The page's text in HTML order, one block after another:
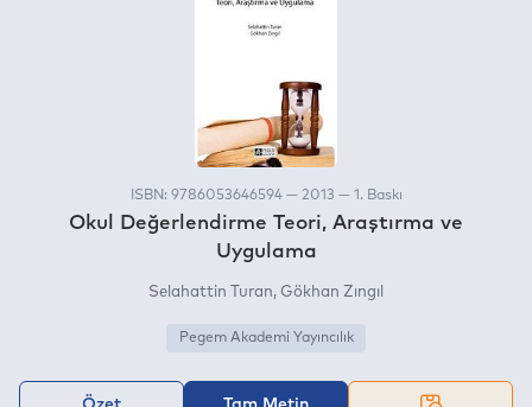
ISBN: 9786053646594 — 2013 — 1. Baskı
Okul Değerlendirme Teori, Araştırma ve
Uygulama
Selahattin Turan Gökhan Zıngıl
Pegem Akademi Yayıncılık